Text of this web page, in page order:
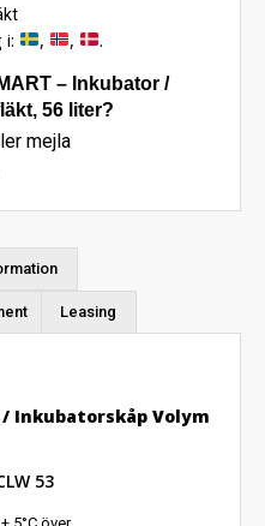
i: , , .
– Inkubator /
56 liter?
mejla
Leasing
Inkubatorskåp Volym
53